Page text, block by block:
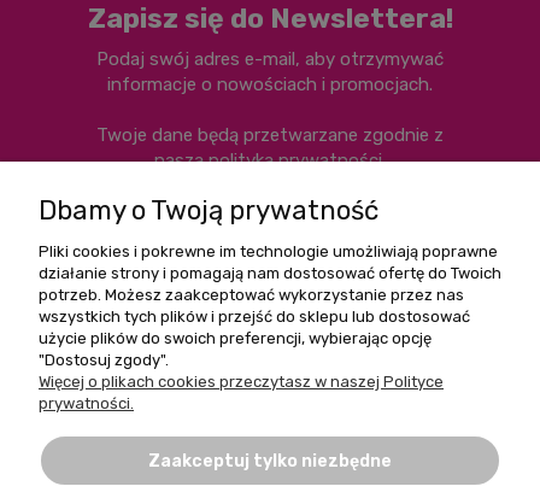
Zapisz się do Newslettera!
Podaj swój adres e-mail, aby otrzymywać
informacje o nowościach i promocjach.
Twoje dane będą przetwarzane zgodnie z
nasząpolityką prywatności.
Zapisz się
Pomoc
Moje konto
Dbamy o Twoją prywatność
Pliki cookies i pokrewne im technologie umożliwiają poprawne
działanie strony i pomagają nam dostosować ofertę do Twoich
potrzeb. Możesz zaakceptować wykorzystanie przez nas
wszystkich tych plików i przejść do sklepu lub dostosować
użycie plików do swoich preferencji, wybierając opcję
"Dostosuj zgody".
Więcej o plikach cookies przeczytasz w naszej Polityce
prywatności.
Zaakceptuj tylko niezbędne